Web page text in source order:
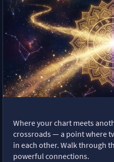
Where your chart meets
crossroads — a point where
in each other. Walk through
powerful connections.